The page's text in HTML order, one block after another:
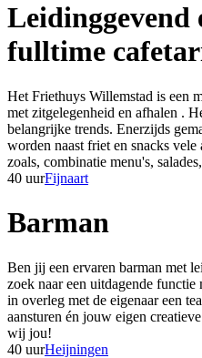
Leidinggevend
fulltime
Het Friethuys Willemstad is een
met zitgelegenheid en afhalen .
belangrijke trends. Enerzijds
worden naast friet en snacks vele
zoals, combinatie menu's,
40 uurFijnaart
Barman
Ben jij een ervaren barman met
zoek naar een uitdagende
in overleg met de eigenaar een
aansturen én jouw eigen
wij jou!
40 uurHeijningen